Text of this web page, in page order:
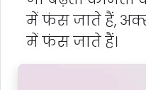
में फंस जाते हैं,
में फंस जाते हैं।